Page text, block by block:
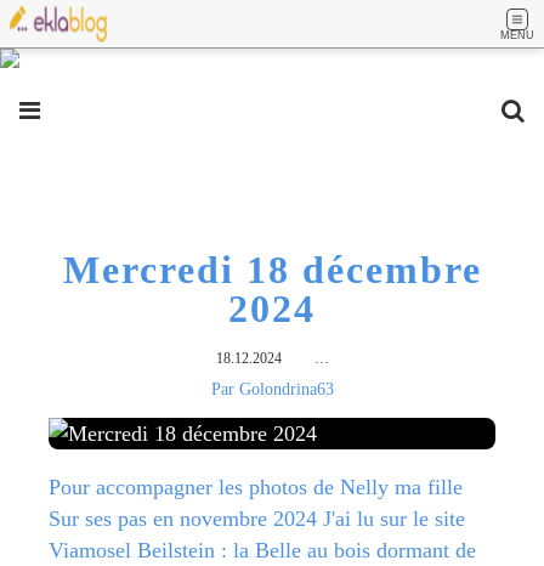
MENU
Mercredi 18 décembre
2024
18.12.2024 …
Par Golondrina63
Pour accompagner les photos de Nelly ma fille
Sur ses pas en novembre 2024 J'ai lu sur le site
Viamosel Beilstein : la Belle au bois dormant de